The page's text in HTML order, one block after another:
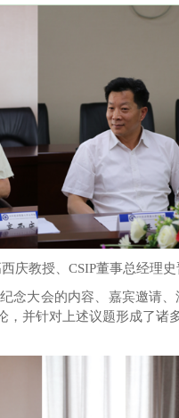
庆教授、 CSIP董事总经理
纪念大会的内容、嘉宾邀请、
， 并针对上述议题形成了诸